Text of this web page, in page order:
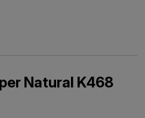
Natural K468